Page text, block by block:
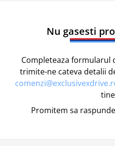
Nu gasesti
Completeaza formularul
trimite-ne cateva detalii
Promitem sa